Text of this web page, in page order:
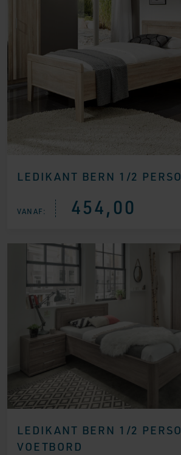
LEDIKANT BERN 1/2
VANAF: 454,00
LEDIKANT BERN 1/2
VOETBORD